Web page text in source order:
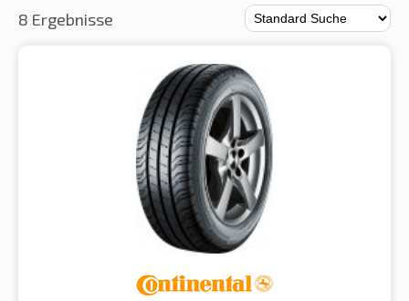
8 Ergebnisse